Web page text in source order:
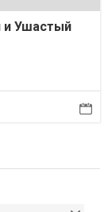
и Ушастый